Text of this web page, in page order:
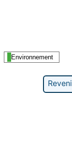
Environnement